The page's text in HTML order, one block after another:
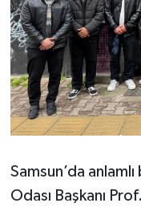
Samsun’da
Odası Başkanı